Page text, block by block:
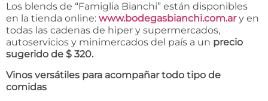
Los blends de “Famiglia Bianchi” están disponibles
en la tienda online: www.bodegasbianchi.com.ary en
todas las cadenas de hiper y supermercados,
autoservicios y minimercados del país a un precio
sugerido de $ 320.
Vinos versátiles para acompañar todo tipo de
comidas